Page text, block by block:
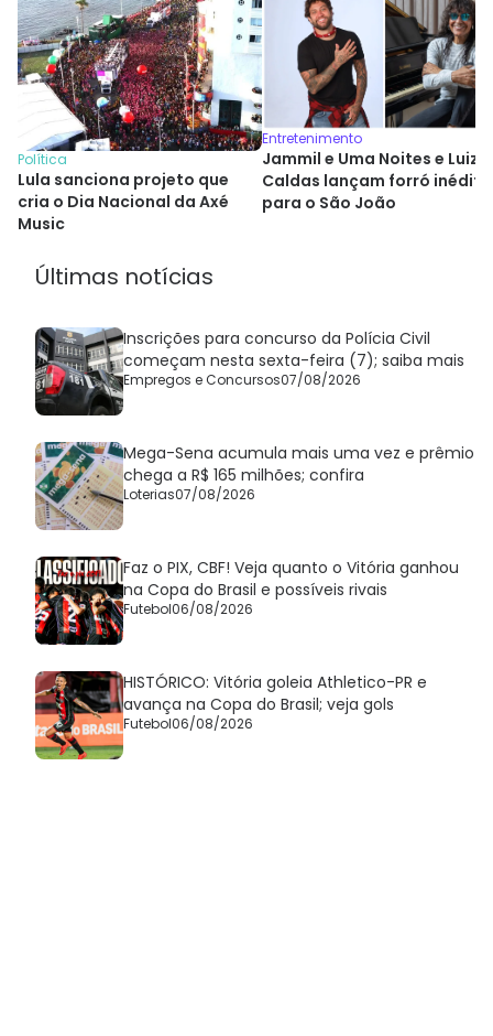
Política
Lula sanciona projeto que
cria o Dia Nacional da Axé
Music
Entretenimento
Jammil e Uma Noites e Luiz
Caldas lançam forró inédito
para o São João
Últimas notícias
Inscrições para concurso da Polícia Civil
começam nesta sexta-feira (7); saiba mais
Empregos e Concursos07/08/2026
Mega-Sena acumula mais uma vez e prêmio
chega a R$ 165 milhões; confira
Loterias07/08/2026
Faz o PIX, CBF! Veja quanto o Vitória ganhou
na Copa do Brasil e possíveis rivais
Futebol06/08/2026
HISTÓRICO: Vitória goleia Athletico-PR e
avança na Copa do Brasil; veja gols
Futebol06/08/2026